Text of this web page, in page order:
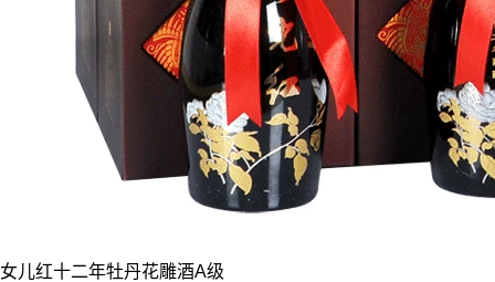
女儿红十二年牡丹花雕酒A级